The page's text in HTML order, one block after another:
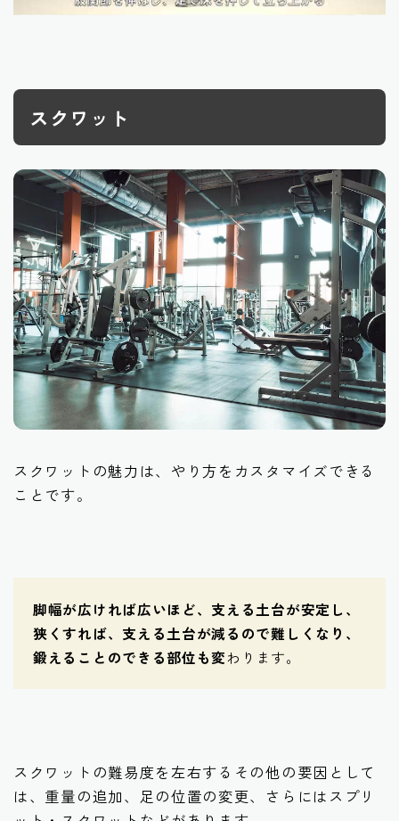
スクワット
スクワットの魅力は、やり方をカスタマイズできる
ことです。
脚幅が広ければ広いほど、支える土台が安定し、
狭くすれば、支える土台が減るので難しくなり、
鍛えることのできる部位も変わります。
スクワットの難易度を左右するその他の要因として
は、重量の追加、足の位置の変更、さらにはスプリ